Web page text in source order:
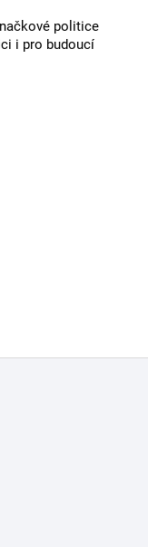
politice
i pro budoucí